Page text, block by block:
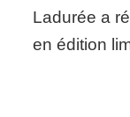
Ladurée a
en édition